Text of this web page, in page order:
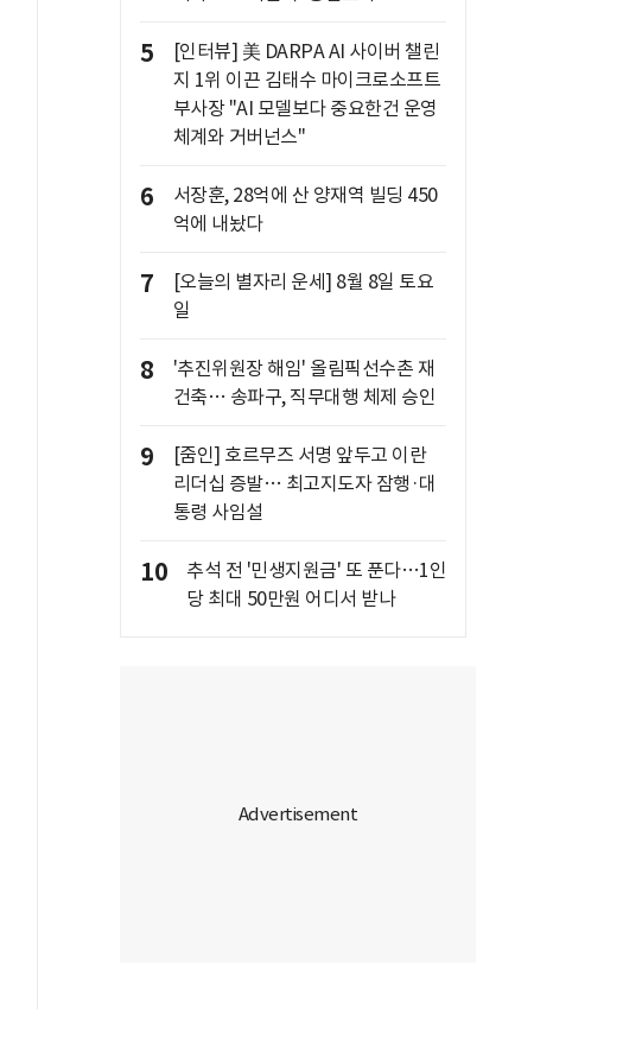
5
[인터뷰] 美 DARPA AI 사이버 챌린
지 1위 이끈 김태수 마이크로소프트
부사장 "AI 모델보다 중요한건 운영
체계와 거버넌스"
6
서장훈, 28억에 산 양재역 빌딩 450
억에 내놨다
7
[오늘의 별자리 운세] 8월 8일 토요
일
8
'추진위원장 해임' 올림픽선수촌 재
건축… 송파구, 직무대행 체제 승인
9
[줌인] 호르무즈 서명 앞두고 이란
리더십 증발… 최고지도자 잠행·대
통령 사임설
10
추석 전 '민생지원금' 또 푼다…1인
당 최대 50만원 어디서 받나